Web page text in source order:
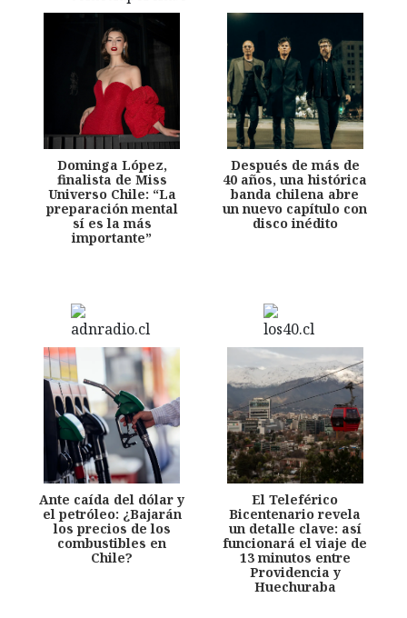
Dominga López,
finalista de Miss
Universo Chile: “La
preparación mental
sí es la más
importante”
Después de más de
40 años, una histórica
banda chilena abre
un nuevo capítulo con
disco inédito
Ante caída del dólar y
el petróleo: ¿Bajarán
los precios de los
combustibles en
Chile?
El Teleférico
Bicentenario revela
un detalle clave: así
funcionará el viaje de
13 minutos entre
Providencia y
Huechuraba